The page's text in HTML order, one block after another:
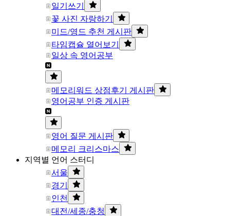
일기쓰기
꽃 사진 자랑하기
미드/영드 추천 게시판
타임캡슐 열어보기
일상 속 영어공부
메모리워드 상점후기 게시판
영어공부 인증 게시판
영어 질문 게시판
메모리 크리스마스
지역별 언어 스터디
서울
경기
인천
대전/세종/충청